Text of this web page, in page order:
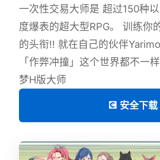
一次性交易大师是 超过150种
度爆表的超大型RPG。 训练你
的头衔!! 就在自己的伙伴
「作弊冲撞」这个世界都不一
梦H版大师
💽 安全下载